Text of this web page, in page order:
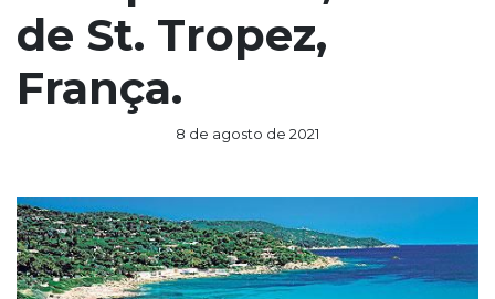
de St. Tropez,
França.
8 de agosto de 2021